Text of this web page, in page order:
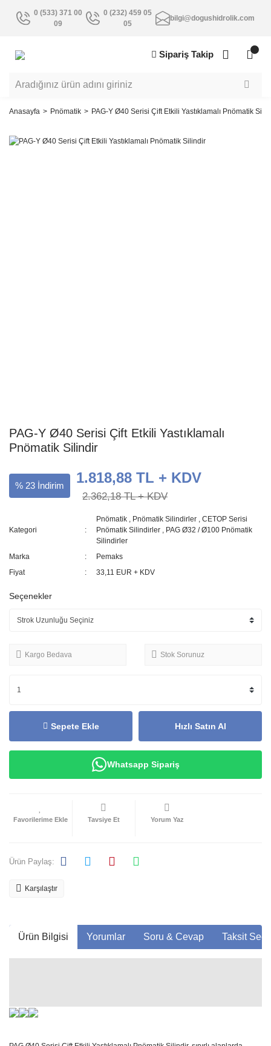
0 (533) 371 00
09
0 (232) 459 05
05
bilgi@dogushidrolik.com
Sipariş Takip
Anasayfa Pnömatik PAG-Y Ø40 Serisi Çift Etkili Yastıklamalı Pnömatik
PAG-Y Ø40 Serisi Çift Etkili Yastıklamalı
Pnömatik Silindir
% 23 İndirim 1.818,88 TL + KDV
2.362,18 TL + KDV
Kategori
Pnömatik , Pnömatik Silindirler ,CETOP Serisi
Pnömatik Silindirler , PAG Ø32 / Ø100 Pnömatik
Silindirler
Marka
Pemaks
Fiyat
33,11 EUR + KDV
Seçenekler
Kargo Bedava Stok Sorunuz
Sepete Ekle Hızlı Satın Al
Whatsapp Sipariş
Tavsiye Et Yorum Yaz
Ürün Paylaş:
Karşılaştır
Ürün Bilgisi Yorumlar Soru & Cevap Taksit